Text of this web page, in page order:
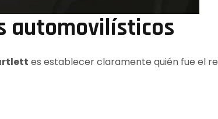
automovilísticos
es establecer claramente quién fue el